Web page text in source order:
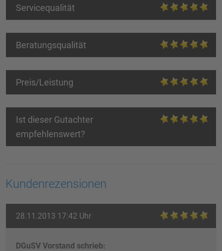
Servicequalität
Beratungsqualität
Preis/Leistung
Ist dieser Gutachter
empfehlenswert?
Kundenrezensionen
28.11.2013 17:42 Uhr
DGuSV Vorstand schrieb: